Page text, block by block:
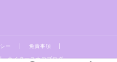
ー 免責事項
ライターユナのブログ